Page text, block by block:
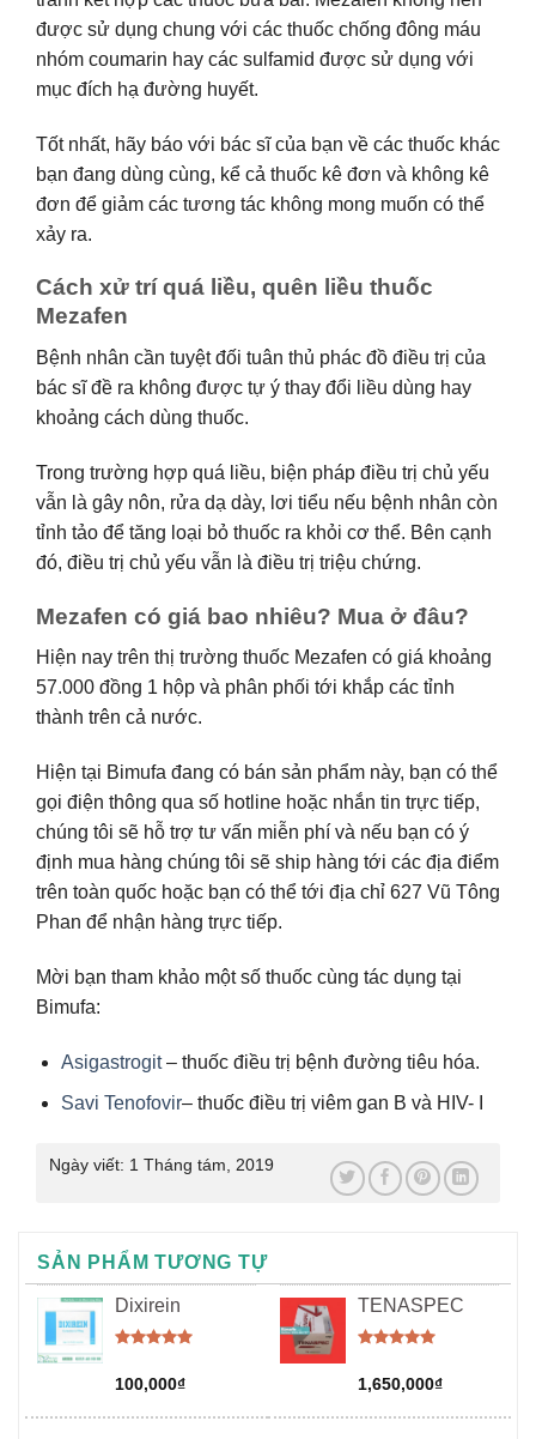
được sử dụng chung với các thuốc chống đông máu
nhóm coumarin hay các sulfamid được sử dụng với
mục đích hạ đường huyết.
Tốt nhất, hãy báo với bác sĩ của bạn về các thuốc khác
bạn đang dùng cùng, kể cả thuốc kê đơn và không kê
đơn để giảm các tương tác không mong muốn có thể
xảy ra.
Cách xử trí quá liều, quên liều thuốc
Mezafen
Bệnh nhân cần tuyệt đối tuân thủ phác đồ điều trị của
bác sĩ đề ra không được tự ý thay đổi liều dùng hay
khoảng cách dùng thuốc.
Trong trường hợp quá liều, biện pháp điều trị chủ yếu
vẫn là gây nôn, rửa dạ dày, lơi tiểu nếu bệnh nhân còn
tỉnh tảo để tăng loại bỏ thuốc ra khỏi cơ thể. Bên cạnh
đó, điều trị chủ yếu vẫn là điều trị triệu chứng.
Mezafen có giá bao nhiêu? Mua ở đâu?
Hiện nay trên thị trường thuốc Mezafen có giá khoảng
57.000 đồng 1 hộp và phân phối tới khắp các tỉnh
thành trên cả nước.
Hiện tại Bimufa đang có bán sản phẩm này, bạn có thể
gọi điện thông qua số hotline hoặc nhắn tin trực tiếp,
chúng tôi sẽ hỗ trợ tư vấn miễn phí và nếu bạn có ý
định mua hàng chúng tôi sẽ ship hàng tới các địa điểm
trên toàn quốc hoặc bạn có thể tới địa chỉ 627 Vũ Tông
Phan để nhận hàng trực tiếp.
Mời bạn tham khảo một số thuốc cùng tác dụng tại
Bimufa:
Asigastrogit– thuốc điều trị bệnh đường tiêu hóa.
Savi Tenofovir– thuốc điều trị viêm gan B và HIV- I
Ngày viết: 1 Tháng tám, 2019
SẢN PHẨM TƯƠNG TỰ
Dixirein
hạng5.00
5 sao
100,000₫
TENASPEC
hạng5.00
5 sao
1,650,000₫